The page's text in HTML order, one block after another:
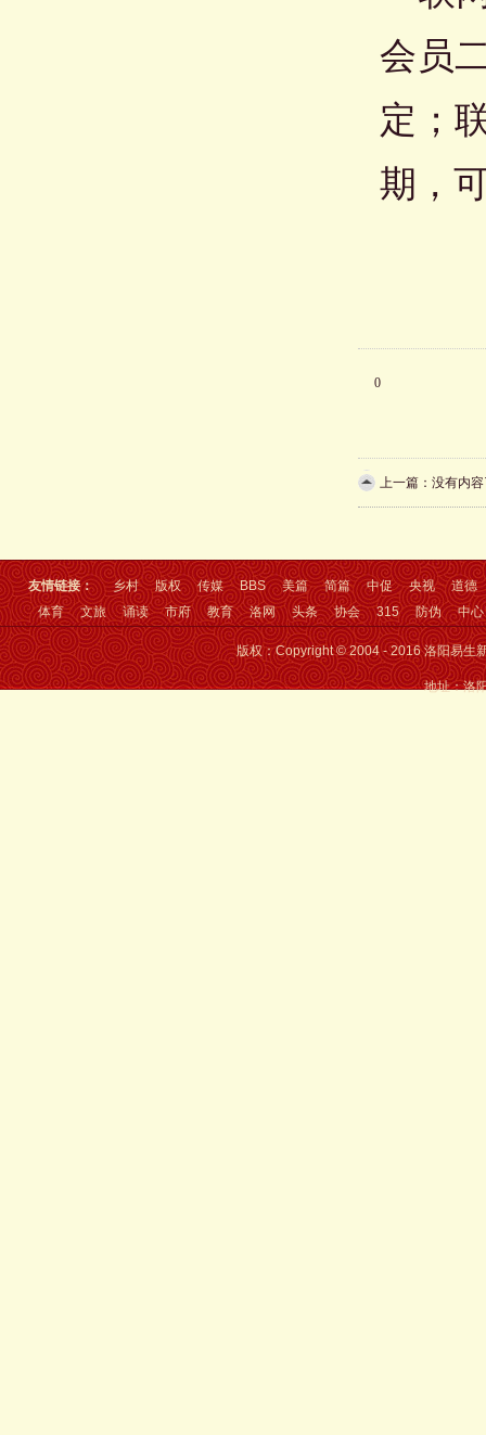
会员
定；
期，
0
上一篇：没有内
友情链接： 乡村 版权 传媒 BBS 美篇 简篇 中促 央视
道德
体育
文旅 诵读 市府 教育 洛网 头条 协会 315 防伪 中心
版权：Copyright © 2004 - 2016 洛阳易生
地址：洛